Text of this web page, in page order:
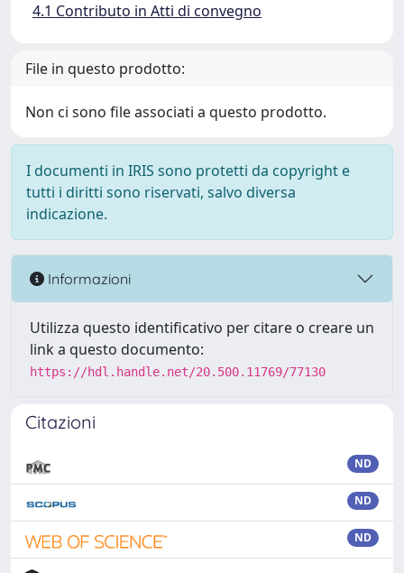
4.1 Contributo in Atti di convegno
File in questo prodotto:
Non ci sono file associati a questo prodotto.
I documenti in IRIS sono protetti da copyright e
tutti i diritti sono riservati, salvo diversa
indicazione.
Informazioni
Utilizza questo identificativo per citare o creare un
link a questo documento:
https://hdl.handle.net/20.500.11769/77130
Citazioni
ND
ND
ND